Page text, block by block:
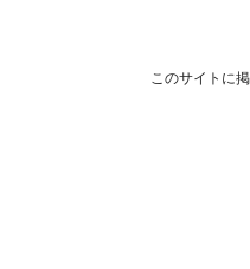
このサイトに